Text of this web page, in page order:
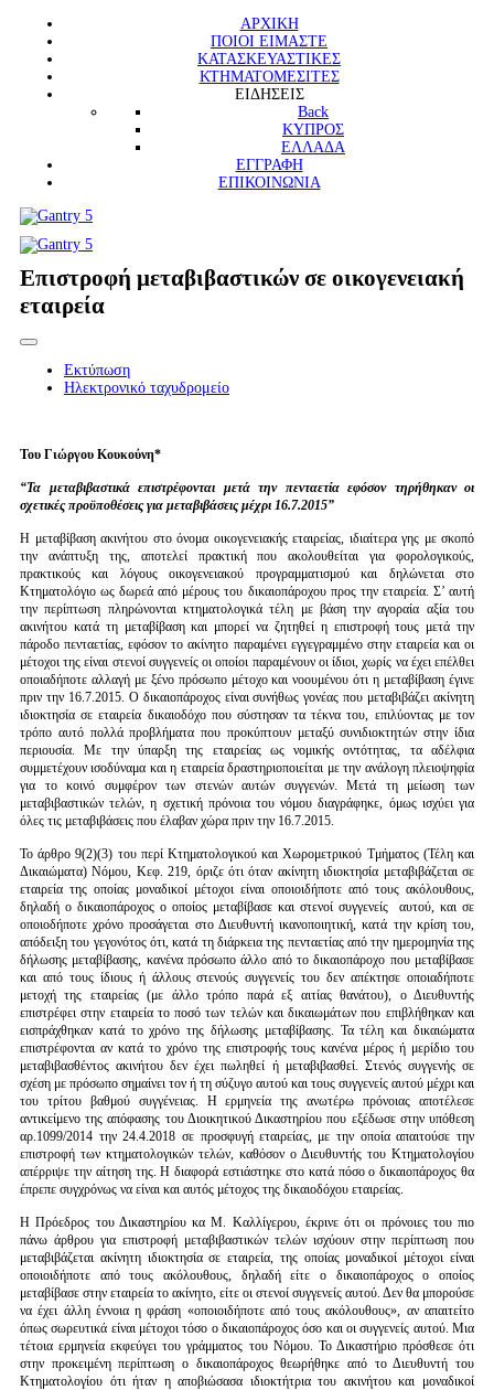
ΑΡΧΙΚΗ
ΠΟΙΟΙ ΕΙΜΑΣΤΕ
ΚΑΤΑΣΚΕΥΑΣΤΙΚΕΣ
ΚΤΗΜΑΤΟΜΕΣΙΤΕΣ
ΕΙΔΗΣΕΙΣ
Back
ΚΥΠΡΟΣ
ΕΛΛΑΔΑ
ΕΓΓΡΑΦΗ
ΕΠΙΚΟΙΝΩΝΙΑ
Επιστροφή μεταβιβαστικών σε οικογενειακή
εταιρεία
Εκτύπωση
Ηλεκτρονικό ταχυδρομείο
Του Γιώργου Κουκούνη*
“Τα μεταβιβαστικά επιστρέφονται μετά την πενταετία εφόσον τηρήθηκαν οι
σχετικές προϋποθέσεις για μεταβιβάσεις μέχρι 16.7.2015”
Η μεταβίβαση ακινήτου στο όνομα οικογενειακής εταιρείας, ιδιαίτερα γης με σκοπό
την ανάπτυξη της, αποτελεί πρακτική που ακολουθείται για φορολογικούς,
πρακτικούς και λόγους οικογενειακού προγραμματισμού και δηλώνεται στο
Κτηματολόγιο ως δωρεά από μέρους του δικαιοπάροχου προς την εταιρεία. Σ’ αυτή
την περίπτωση πληρώνονται κτηματολογικά τέλη με βάση την αγοραία αξία του
ακινήτου κατά τη μεταβίβαση και μπορεί να ζητηθεί η επιστροφή τους μετά την
πάροδο πενταετίας, εφόσον το ακίνητο παραμένει εγγεγραμμένο στην εταιρεία και οι
μέτοχοι της είναι στενοί συγγενείς οι οποίοι παραμένουν οι ίδιοι, χωρίς να έχει επέλθει
οποιαδήποτε αλλαγή με ξένο πρόσωπο μέτοχο και νοουμένου ότι η μεταβίβαση έγινε
πριν την 16.7.2015. Ο δικαιοπάροχος είναι συνήθως γονέας που μεταβιβάζει ακίνητη
ιδιοκτησία σε εταιρεία δικαιοδόχο που σύστησαν τα τέκνα του, επιλύοντας με τον
τρόπο αυτό πολλά προβλήματα που προκύπτουν μεταξύ συνιδιοκτητών στην ίδια
περιουσία. Με την ύπαρξη της εταιρείας ως νομικής οντότητας, τα αδέλφια
συμμετέχουν ισοδύναμα και η εταιρεία δραστηριοποιείται με την ανάλογη πλειοψηφία
για το κοινό συμφέρον των στενών αυτών συγγενών. Μετά τη μείωση των
μεταβιβαστικών τελών, η σχετική πρόνοια του νόμου διαγράφηκε, όμως ισχύει για
όλες τις μεταβιβάσεις που έλαβαν χώρα πριν την 16.7.2015.
Το άρθρο 9(2)(3) του περί Κτηματολογικού και Χωρομετρικού Τμήματος (Τέλη και
Δικαιώματα) Νόμου, Κεφ. 219, όριζε ότι όταν ακίνητη ιδιοκτησία μεταβιβάζεται σε
εταιρεία της οποίας μοναδικοί μέτοχοι είναι οποιοιδήποτε από τους ακόλουθους,
δηλαδή ο δικαιοπάροχος ο οποίος μεταβίβασε και στενοί συγγενείς αυτού, και σε
οποιοδήποτε χρόνο προσάγεται στο Διευθυντή ικανοποιητική, κατά την κρίση του,
απόδειξη του γεγονότος ότι, κατά τη διάρκεια της πενταετίας από την ημερομηνία της
δήλωσης μεταβίβασης, κανένα πρόσωπο άλλο από το δικαιοπάροχο που μεταβίβασε
και από τους ίδιους ή άλλους στενούς συγγενείς του δεν απέκτησε οποιαδήποτε
μετοχή της εταιρείας (με άλλο τρόπο παρά εξ αιτίας θανάτου), ο Διευθυντής
επιστρέφει στην εταιρεία το ποσό των τελών και δικαιωμάτων που επιβλήθηκαν και
εισπράχθηκαν κατά το χρόνο της δήλωσης μεταβίβασης. Τα τέλη και δικαιώματα
επιστρέφονται αν κατά το χρόνο της επιστροφής τους κανένα μέρος ή μερίδιο του
μεταβιβασθέντος ακινήτου δεν έχει πωληθεί ή μεταβιβασθεί. Στενός συγγενής σε
σχέση με πρόσωπο σημαίνει τον ή τη σύζυγο αυτού και τους συγγενείς αυτού μέχρι και
του τρίτου βαθμού συγγένειας. Η ερμηνεία της ανωτέρω πρόνοιας αποτέλεσε
αντικείμενο της απόφασης του Διοικητικού Δικαστηρίου που εξέδωσε στην υπόθεση
αρ.1099/2014 την 24.4.2018 σε προσφυγή εταιρείας, με την οποία απαιτούσε την
επιστροφή των κτηματολογικών τελών, καθόσον ο Διευθυντής του Κτηματολογίου
απέρριψε την αίτηση της. Η διαφορά εστιάστηκε στο κατά πόσο ο δικαιοπάροχος θα
έπρεπε συγχρόνως να είναι και αυτός μέτοχος της δικαιοδόχου εταιρείας.
Η Πρόεδρος του Δικαστηρίου κα Μ. Καλλίγερου, έκρινε ότι οι πρόνοιες του πιο
πάνω άρθρου για επιστροφή μεταβιβαστικών τελών ισχύουν στην περίπτωση που
μεταβιβάζεται ακίνητη ιδιοκτησία σε εταιρεία, της οποίας μοναδικοί μέτοχοι είναι
οποιοιδήποτε από τους ακόλουθους, δηλαδή είτε ο δικαιοπάροχος ο οποίος
μεταβίβασε στην εταιρεία το ακίνητο, είτε οι στενοί συγγενείς αυτού. Δεν θα μπορούσε
να έχει άλλη έννοια η φράση «οποιοιδήποτε από τους ακόλουθους», αν απαιτείτο
όπως σωρευτικά είναι μέτοχοι τόσο ο δικαιοπάροχος όσο και οι συγγενείς αυτού. Μια
τέτοια ερμηνεία εκφεύγει του γράμματος του Νόμου. Το Δικαστήριο πρόσθεσε ότι
στην προκειμένη περίπτωση ο δικαιοπάροχος θεωρήθηκε από το Διευθυντή του
Κτηματολογίου ότι ήταν η αποβιώσασα ιδιοκτήτρια του ακινήτου και μοναδικοί